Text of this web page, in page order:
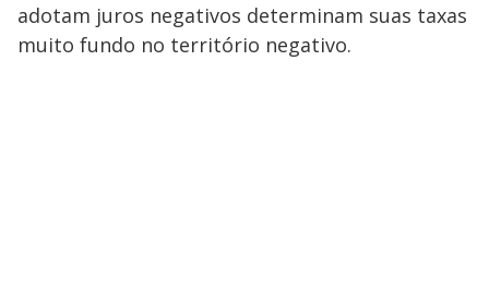
adotam juros negativos determinam suas taxas
muito fundo no território negativo.